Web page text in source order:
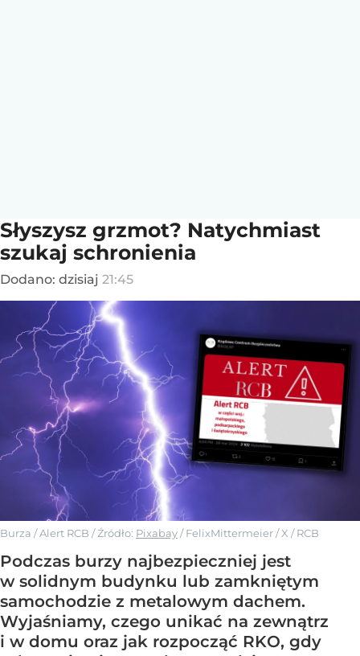
Słyszysz grzmot? Natychmiast
szukaj schronienia
Dodano: dzisiaj 21:45
Burza / Alert RCB / Źródło: Pixabay/FelixMittermeier / X / RCB
Podczas burzy najbezpieczniej jest
w solidnym budynku lub zamkniętym
samochodzie z metalowym dachem.
Wyjaśniamy, czego unikać na zewnątrz
i w domu oraz jak rozpocząć RKO, gdy